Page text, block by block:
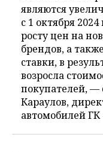
являются
с 1 октября
росту цен на
брендов, а
ставки, в
возросла
покупателей, —
Караулов,
автомобилей ГК